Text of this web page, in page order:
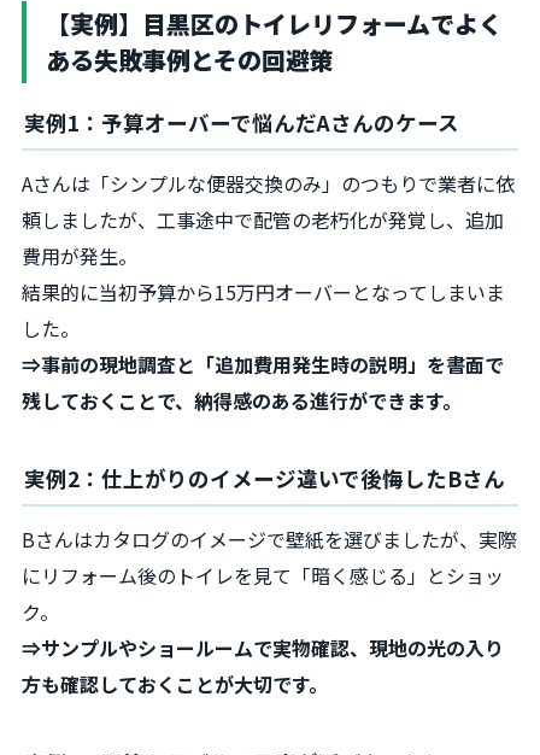
【実例】目黒区のトイレリフォームでよく
ある失敗事例とその回避策
実例1：予算オーバーで悩んだAさんのケース
Aさんは「シンプルな便器交換のみ」のつもりで業者に依
頼しましたが、工事途中で配管の老朽化が発覚し、追加
費用が発生。
結果的に当初予算から15万円オーバーとなってしまいま
した。
⇒事前の現地調査と「追加費用発生時の説明」を書面で
残しておくことで、納得感のある進行ができます。
実例2：仕上がりのイメージ違いで後悔したBさん
Bさんはカタログのイメージで壁紙を選びましたが、実際
にリフォーム後のトイレを見て「暗く感じる」とショッ
ク。
⇒サンプルやショールームで実物確認、現地の光の入り
方も確認しておくことが大切です。